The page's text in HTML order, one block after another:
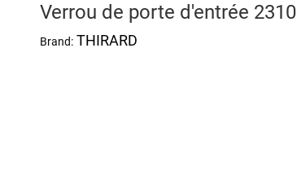
Verrou de porte d'entrée 2310
Brand: THIRARD